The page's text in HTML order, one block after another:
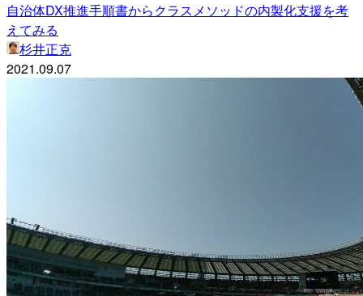
自治体DX推進手順書からクラスメソッドの内製化支援を考
えてみる
杉井正克
2021.09.07